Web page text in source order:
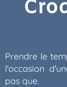
Prendre le
l'occasion
pas que.